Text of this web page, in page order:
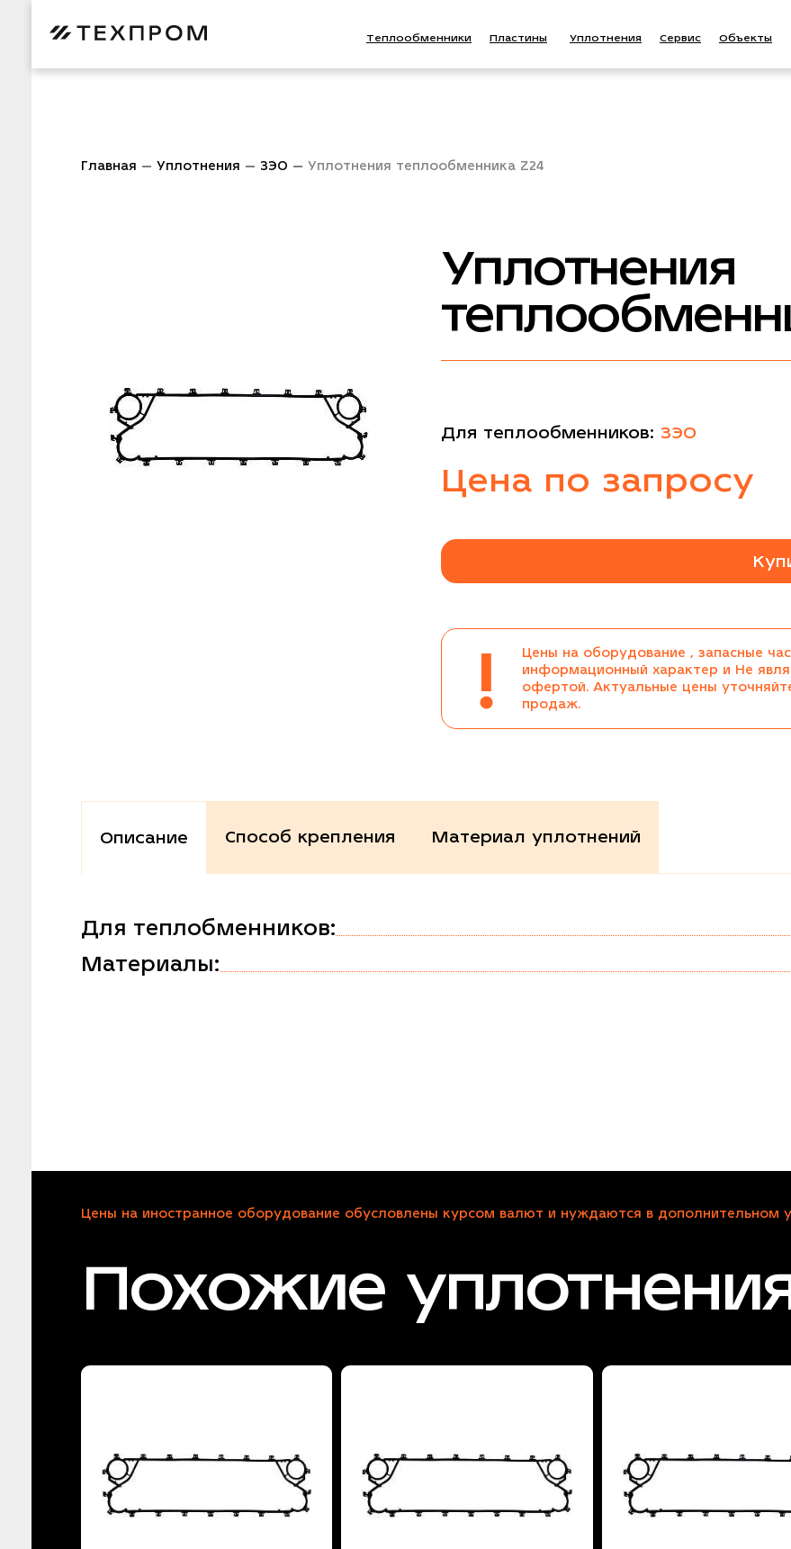
Теплообменники Пластины Уплотнения Сервис Объекты
Главная Уплотнения ЗЭО Уплотнения теплообменника Z24
Уплотнения
Для теплообменников: ЗЭО
Цена по запросу
!
Цены на оборудование , запасные
информационный характер и Не
офертой. Актуальные цены
продаж.
Описание Способ крепления Материал уплотнений
Для теплобменников:
Материалы:
Цены на иностранное оборудование обусловлены курсом валют и нуждаются в дополнительном
Похожие